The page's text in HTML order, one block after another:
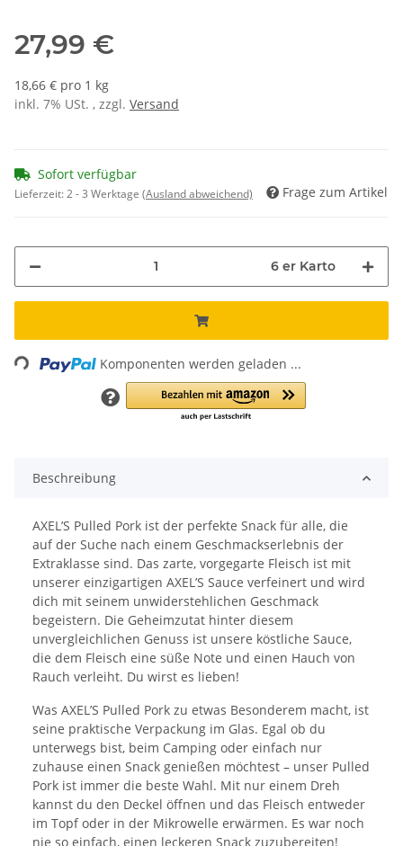
27,99 €
18,66 € pro 1 kg
inkl. 7% USt. , zzgl. Versand
Sofort verfügbar
Lieferzeit:2 - 3 Werktage (Ausland abweichend) Frage zum Artikel
6 er Karto
Loading... Komponenten werden geladen ...
Beschreibung
AXEL’S Pulled Pork ist der perfekte Snack für alle, die
auf der Suche nach einem Geschmackserlebnis der
Extraklasse sind. Das zarte, vorgegarte Fleisch ist mit
unserer einzigartigen AXEL’S Sauce verfeinert und wird
dich mit seinem unwiderstehlichen Geschmack
begeistern. Die Geheimzutat hinter diesem
unvergleichlichen Genuss ist unsere köstliche Sauce,
die dem Fleisch eine süße Note und einen Hauch von
Rauch verleiht. Du wirst es lieben!
Was AXEL’S Pulled Pork zu etwas Besonderem macht, ist
seine praktische Verpackung im Glas. Egal ob du
unterwegs bist, beim Camping oder einfach nur
zuhause einen Snack genießen möchtest – unser Pulled
Pork ist immer die beste Wahl. Mit nur einem Dreh
kannst du den Deckel öffnen und das Fleisch entweder
im Topf oder in der Mikrowelle erwärmen. Es war noch
nie so einfach, einen leckeren Snack zuzubereiten!